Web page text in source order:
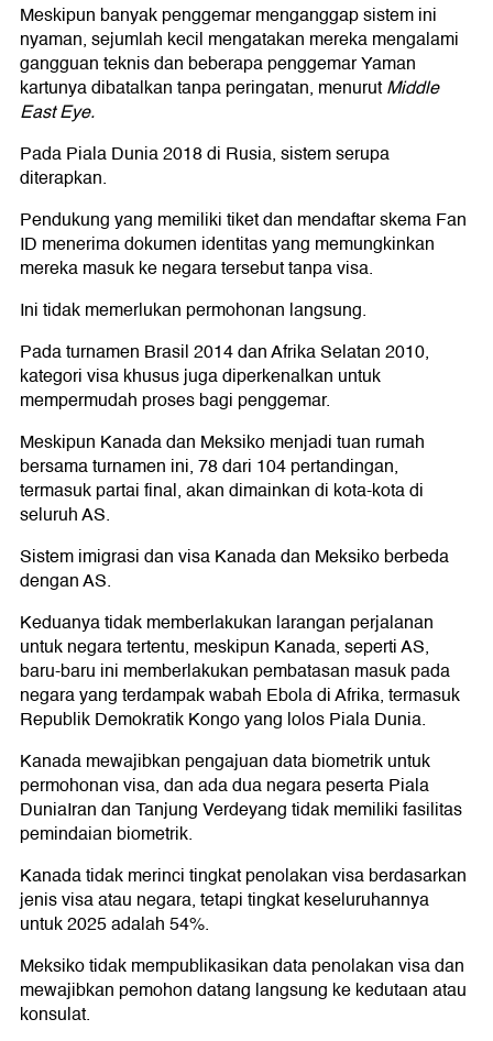
Meskipun banyak penggemar menganggap sistem ini
nyaman, sejumlah kecil mengatakan mereka mengalami
gangguan teknis dan beberapa penggemar Yaman
kartunya dibatalkan tanpa peringatan, menurutMiddle
East Eye.
Pada Piala Dunia 2018 di Rusia, sistem serupa
diterapkan.
Pendukung yang memiliki tiket dan mendaftar skema Fan
ID menerima dokumen identitas yang memungkinkan
mereka masuk ke negara tersebut tanpa visa.
Ini tidak memerlukan permohonan langsung.
Pada turnamen Brasil 2014 dan Afrika Selatan 2010,
kategori visa khusus juga diperkenalkan untuk
mempermudah proses bagi penggemar.
Meskipun Kanada dan Meksiko menjadi tuan rumah
bersama turnamen ini, 78 dari 104 pertandingan,
termasuk partai final, akan dimainkan di kota-kota di
seluruh AS.
Sistem imigrasi dan visa Kanada dan Meksiko berbeda
dengan AS.
Keduanya tidak memberlakukan larangan perjalanan
untuk negara tertentu, meskipun Kanada, seperti AS,
baru-baru ini memberlakukan pembatasan masuk pada
negara yang terdampak wabah Ebola di Afrika, termasuk
Republik Demokratik Kongo yang lolos Piala Dunia.
Kanada mewajibkan pengajuan data biometrik untuk
permohonan visa, dan ada dua negara peserta Piala
DuniaIran dan Tanjung Verdeyang tidak memiliki fasilitas
pemindaian biometrik.
Kanada tidak merinci tingkat penolakan visa berdasarkan
jenis visa atau negara, tetapi tingkat keseluruhannya
untuk 2025 adalah 54%.
Meksiko tidak mempublikasikan data penolakan visa dan
mewajibkan pemohon datang langsung ke kedutaan atau
konsulat.